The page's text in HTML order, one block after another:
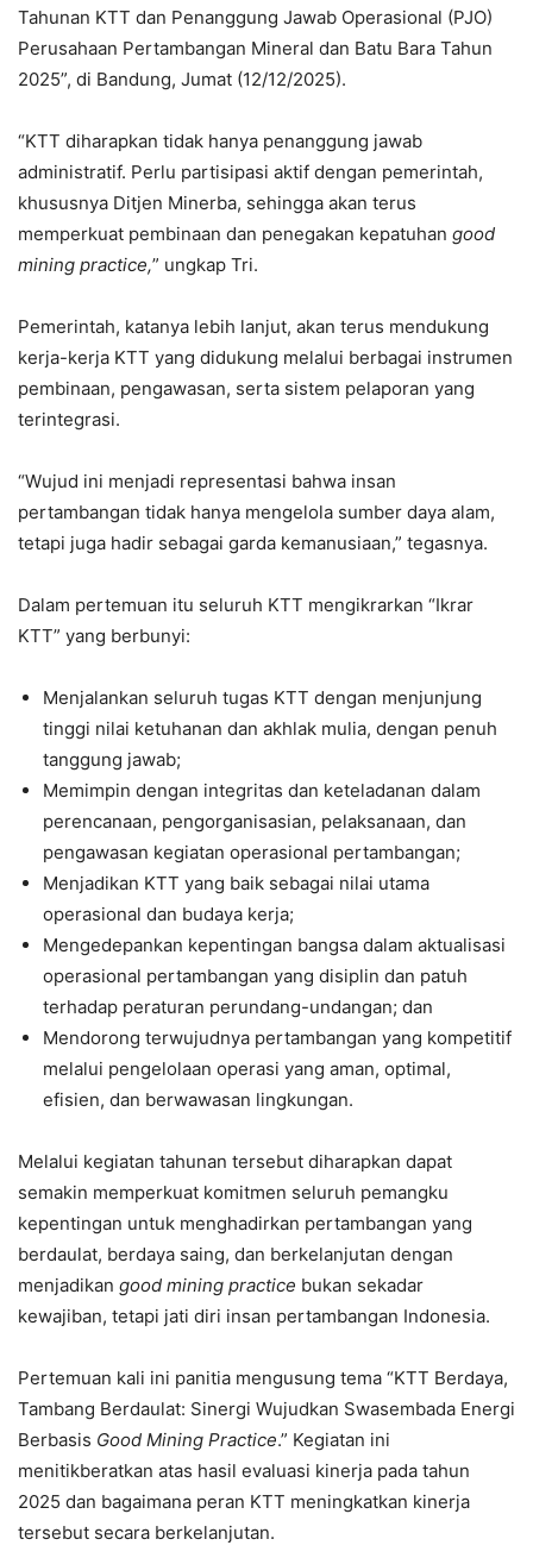
Tahunan KTT dan Penanggung Jawab Operasional (PJO)
Perusahaan Pertambangan Mineral dan Batu Bara Tahun
2025”, di Bandung, Jumat (12/12/2025).
“KTT diharapkan tidak hanya penanggung jawab
administratif. Perlu partisipasi aktif dengan pemerintah,
khususnya Ditjen Minerba, sehingga akan terus
memperkuat pembinaan dan penegakan kepatuhan good
mining practice,” ungkap Tri.
Pemerintah, katanya lebih lanjut, akan terus mendukung
kerja-kerja KTT yang didukung melalui berbagai instrumen
pembinaan, pengawasan, serta sistem pelaporan yang
terintegrasi.
“Wujud ini menjadi representasi bahwa insan
pertambangan tidak hanya mengelola sumber daya alam,
tetapi juga hadir sebagai garda kemanusiaan,” tegasnya.
Dalam pertemuan itu seluruh KTT mengikrarkan “Ikrar
KTT” yang berbunyi:
Menjalankan seluruh tugas KTT dengan menjunjung
tinggi nilai ketuhanan dan akhlak mulia, dengan penuh
tanggung jawab;
Memimpin dengan integritas dan keteladanan dalam
perencanaan, pengorganisasian, pelaksanaan, dan
pengawasan kegiatan operasional pertambangan;
Menjadikan KTT yang baik sebagai nilai utama
operasional dan budaya kerja;
Mengedepankan kepentingan bangsa dalam aktualisasi
operasional pertambangan yang disiplin dan patuh
terhadap peraturan perundang-undangan; dan
Mendorong terwujudnya pertambangan yang kompetitif
melalui pengelolaan operasi yang aman, optimal,
efisien, dan berwawasan lingkungan.
Melalui kegiatan tahunan tersebut diharapkan dapat
semakin memperkuat komitmen seluruh pemangku
kepentingan untuk menghadirkan pertambangan yang
berdaulat, berdaya saing, dan berkelanjutan dengan
menjadikan good mining practice bukan sekadar
kewajiban, tetapi jati diri insan pertambangan Indonesia.
Pertemuan kali ini panitia mengusung tema “KTT Berdaya,
Tambang Berdaulat: Sinergi Wujudkan Swasembada Energi
Berbasis Good Mining Practice.” Kegiatan ini
menitikberatkan atas hasil evaluasi kinerja pada tahun
2025 dan bagaimana peran KTT meningkatkan kinerja
tersebut secara berkelanjutan.